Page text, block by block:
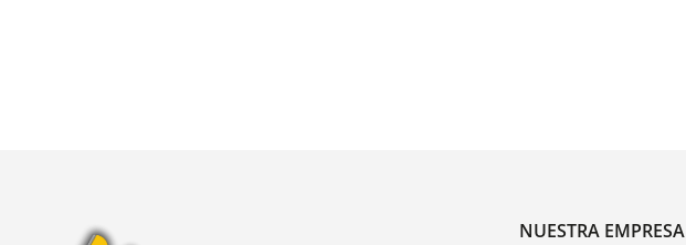
NUESTRA EMPRESA